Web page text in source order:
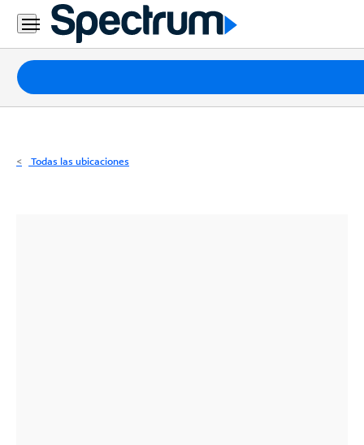
Residencial
Business
Paquetes
Internet
Todas las ubicaciones